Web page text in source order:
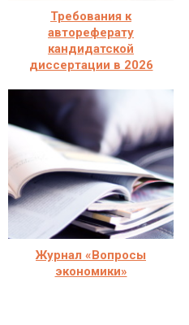
Требования к
автореферату
кандидатской
диссертации в 2026
Журнал «Вопросы
экономики»